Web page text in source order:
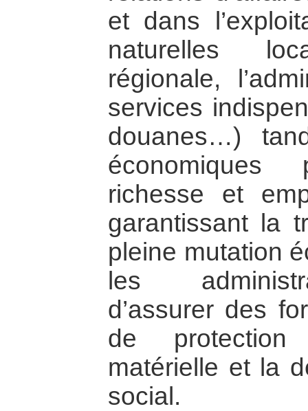
et dans
naturelles
régionale,
services
douanes…)
richesse et
garantissant la
pleine mutation
les
d’assurer des
de protection
matérielle et la
social.